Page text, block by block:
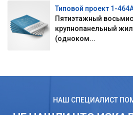
Типовой проект 1-
Пятиэтажный
крупнопанельный
(одноком...
НАШ СПЕЦИАЛИСТ